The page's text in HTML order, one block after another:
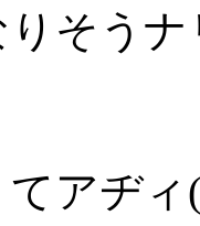
りそう
アヂィ